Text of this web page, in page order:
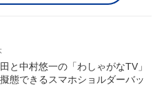
と中村悠一の「わしゃがなTV」
態できるスマホショルダーバッ